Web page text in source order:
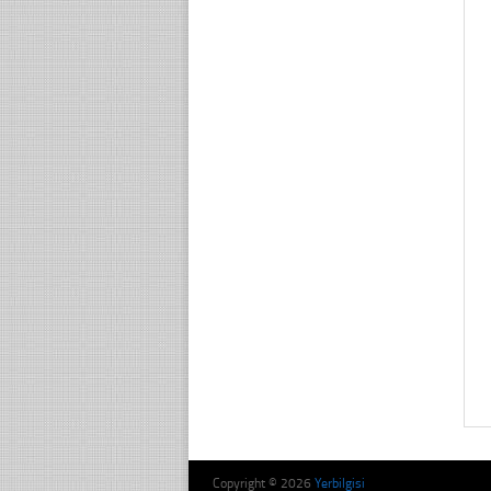
Copyright © 2026 Yerbilgisi